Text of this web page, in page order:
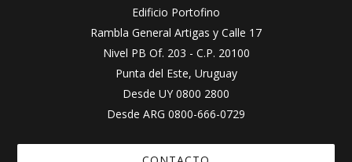
Edificio Portofino
Rambla General Artigas y Calle 17
Nivel PB Of. 203 - C.P. 20100
Punta del Este, Uruguay
Desde UY 0800 2800
Desde ARG 0800-666-0729